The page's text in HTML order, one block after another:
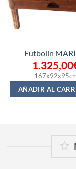
Futbolin
1.325,00
AÑADIR AL